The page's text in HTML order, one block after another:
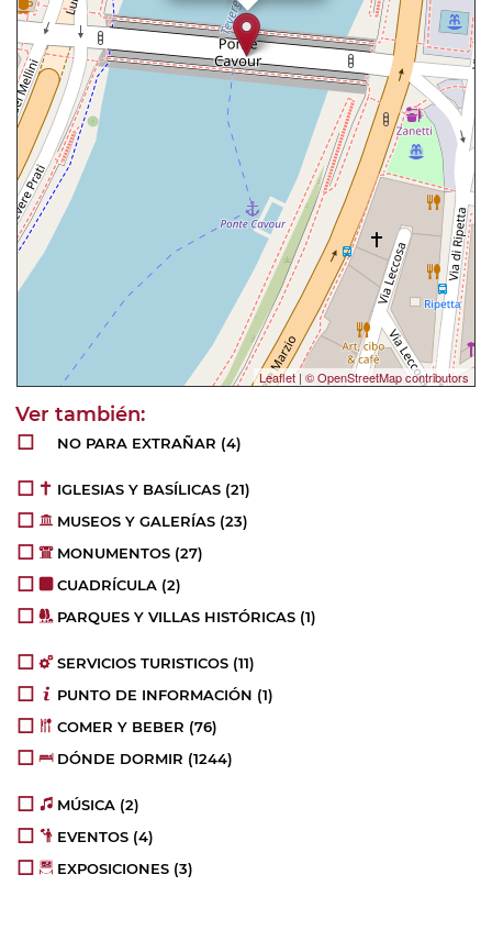
Leaflet| © OpenStreetMap contributors
NO PARA EXTRAÑAR (4)
IGLESIAS Y BASÍLICAS (21)
MUSEOS Y GALERÍAS (23)
MONUMENTOS (27)
CUADRÍCULA (2)
PARQUES Y VILLAS HISTÓRICAS (1)
SERVICIOS TURISTICOS (11)
PUNTO DE INFORMACIÓN (1)
COMER Y BEBER (76)
DÓNDE DORMIR (1244)
MÚSICA (2)
EVENTOS (4)
EXPOSICIONES (3)